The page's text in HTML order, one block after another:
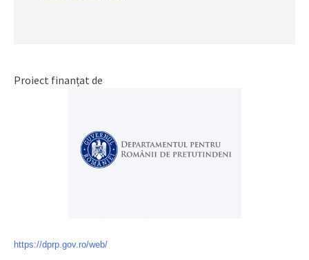
Proiect finanțat de
https://dprp.gov.ro/web/